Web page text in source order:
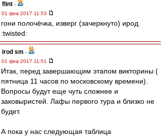
flint -
01 фев 2017 11:53
гони полочёчка, изверг (зачеркнуто) ирод
:twisted:
irod sm -
01 фев 2017 11:51
Итак, перед завершающим этапом викторины (
пятница 11 часов по московскому времени).
Вопросы будут еще чуть сложнее и
заковыристей. Лафы первого тура и близко не
будет.
А пока у нас следующая таблица